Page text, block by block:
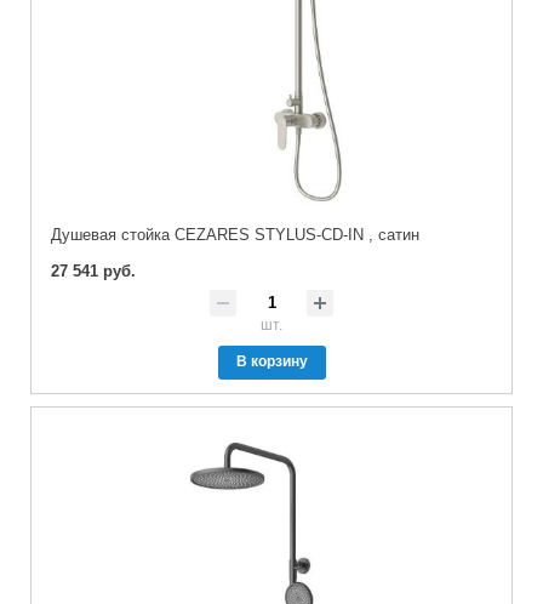
Душевая стойка CEZARES STYLUS-CD-IN , сатин
27 541 руб.
шт.
В корзину